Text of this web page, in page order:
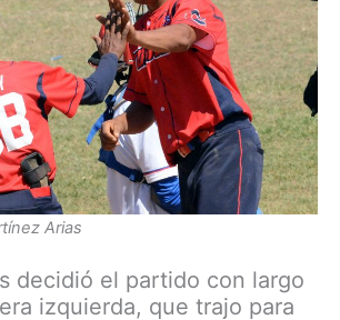
Arias
decidió el partido con largo
izquierda, que trajo para